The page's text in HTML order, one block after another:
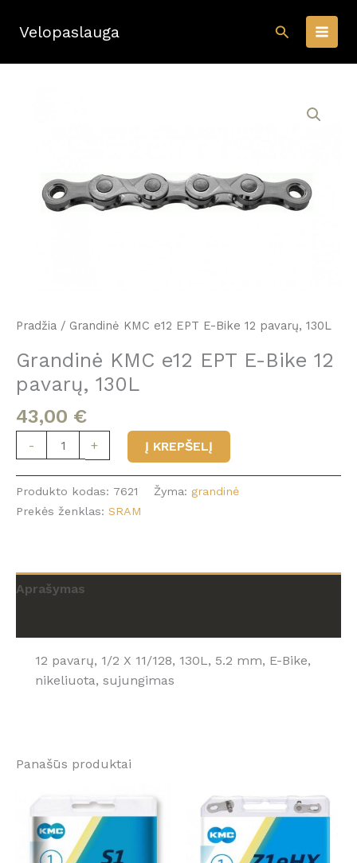
prieVelopaslauga Paieška
Pradžia / Grandinė KMC e12 EPT E-Bike 12 pavarų, 130L
Grandinė KMC e12 EPT E-Bike 12
pavarų, 130L
43,00 €
-
produkto
kiekis:
Grandinė
KMC
e12
Bike
12
130L
+ Į KREPŠELĮ
Produkto kodas: 7621 Žyma: grandinė
Prekės ženklas: SRAM
Aprašymas
12 pavarų, 1/2 X 11/128, 130L, 5.2 mm, E-Bike,
nikeliuota, sujungimas
Panašūs produktai